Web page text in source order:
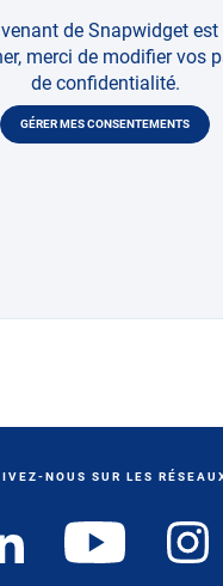
de Snapwidget est
merci de modifier vos
de confidentialité.
GÉRER MES CONSENTEMENTS
NOUS SUR LES